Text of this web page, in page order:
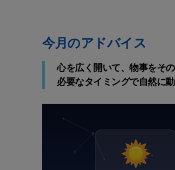
今月のアドバイス
心を広く開いて、物事をそ
必要なタイミングで自然に